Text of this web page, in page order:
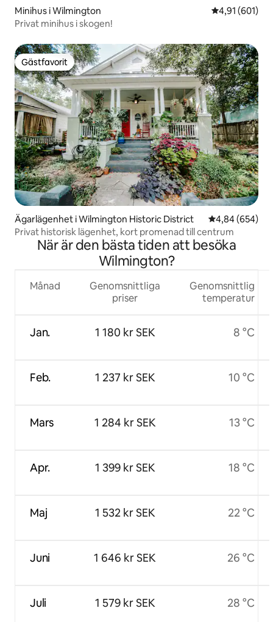
Minihus i Wilmington 4,91 av 5 i
4,91 (601)
Privat minihus i skogen!
Gästfavorit
Gästfavorit
Ägarlägenhet i Wilmington Historic District 4,84 av 5 i
4,84 (654)
Privat historisk lägenhet, kort promenad till centrum
När är den bästa tiden att besöka
Wilmington?
Månad
Jan.
Feb.
Mars
Apr.
Maj
Juni
Juli
Genomsnittliga
priser
1 180 kr SEK
1 237 kr SEK
1 284 kr SEK
1 399 kr SEK
1 532 kr SEK
1 646 kr SEK
1 579 kr SEK
Genomsnittlig
temperatur
8 °C
10 °C
13 °C
18 °C
22 °C
26 °C
28 °C